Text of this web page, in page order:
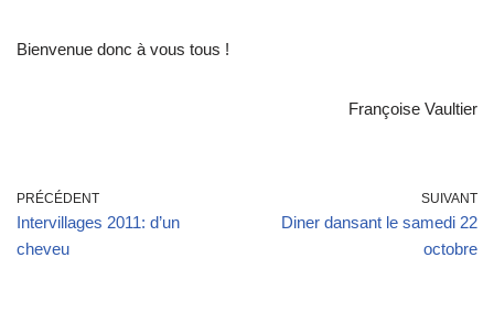
Bienvenue donc à vous tous !
Françoise Vaultier
PRÉCÉDENT
Intervillages 2011: d’un
cheveu
SUIVANT
Diner dansant le samedi 22
octobre